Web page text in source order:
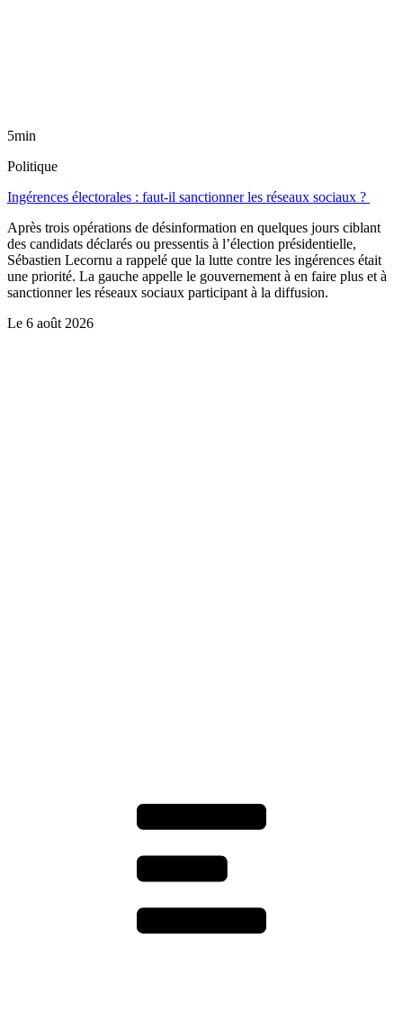
5min
Politique
Ingérences électorales : faut-il sanctionner les réseaux sociaux ?
Après trois opérations de désinformation en quelques jours ciblant
des candidats déclarés ou pressentis à l’élection présidentielle,
Sébastien Lecornu a rappelé que la lutte contre les ingérences était
une priorité. La gauche appelle le gouvernement à en faire plus et à
sanctionner les réseaux sociaux participant à la diffusion.
Le 6 août 2026